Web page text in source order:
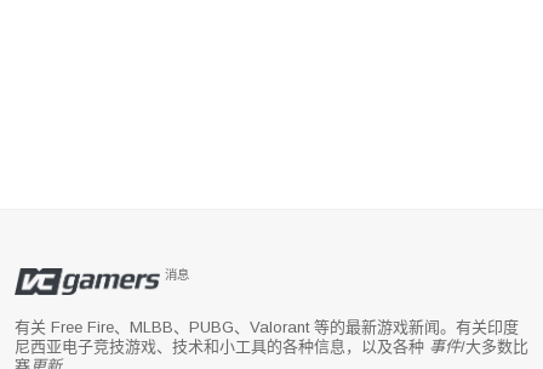
消息
有关 Free Fire、MLBB、PUBG、Valorant 等的最新游戏新闻。有关印度
尼西亚电子竞技游戏、技术和小工具的各种信息，以及各种 事件/大多数比